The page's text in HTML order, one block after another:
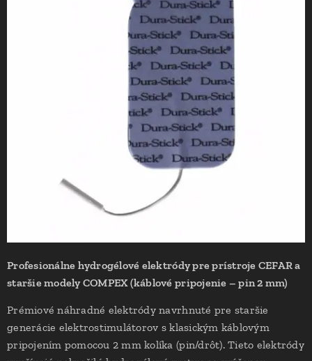
Profesionálne hydrogélové elektródy pre prístroje CEFAR a
staršie modely COMPEX (káblové pripojenie – pin 2 mm)
Prémiové náhradné elektródy navrhnuté pre staršie
generácie elektrostimulátorov s klasickým káblovým
pripojením pomocou 2 mm kolíka (pin/drôt). Tieto elektródy